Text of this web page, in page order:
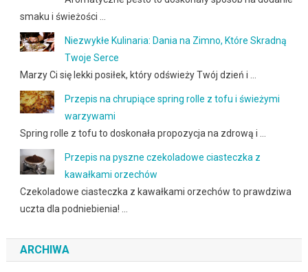
smaku i świeżości …
Niezwykłe Kulinaria: Dania na Zimno, Które Skradną
Twoje Serce
Marzy Ci się lekki posiłek, który odświeży Twój dzień i …
Przepis na chrupiące spring rolle z tofu i świeżymi
warzywami
Spring rolle z tofu to doskonała propozycja na zdrową i …
Przepis na pyszne czekoladowe ciasteczka z
kawałkami orzechów
Czekoladowe ciasteczka z kawałkami orzechów to prawdziwa
uczta dla podniebienia! …
ARCHIWA